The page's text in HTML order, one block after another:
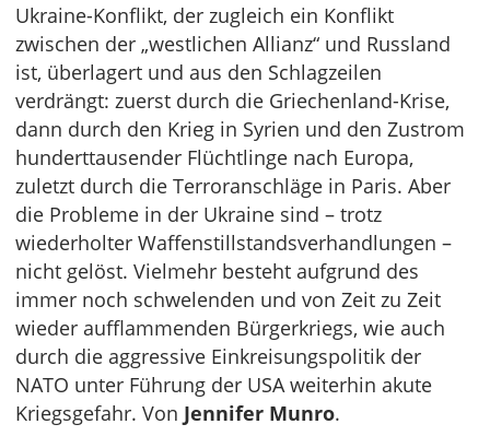
Ukraine-Konflikt, der zugleich ein Konflikt
zwischen der „westlichen Allianz“ und Russland
ist, überlagert und aus den Schlagzeilen
verdrängt: zuerst durch die Griechenland-Krise,
dann durch den Krieg in Syrien und den Zustrom
hunderttausender Flüchtlinge nach Europa,
zuletzt durch die Terroranschläge in Paris. Aber
die Probleme in der Ukraine sind – trotz
wiederholter Waffenstillstandsverhandlungen –
nicht gelöst. Vielmehr besteht aufgrund des
immer noch schwelenden und von Zeit zu Zeit
wieder aufflammenden Bürgerkriegs, wie auch
durch die aggressive Einkreisungspolitik der
NATO unter Führung der USA weiterhin akute
Kriegsgefahr. Von Jennifer Munro.